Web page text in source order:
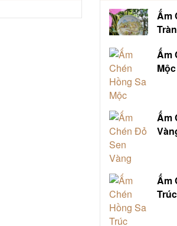
Ấm
Ấm
Mộc
Ấm
Ấm
Trúc